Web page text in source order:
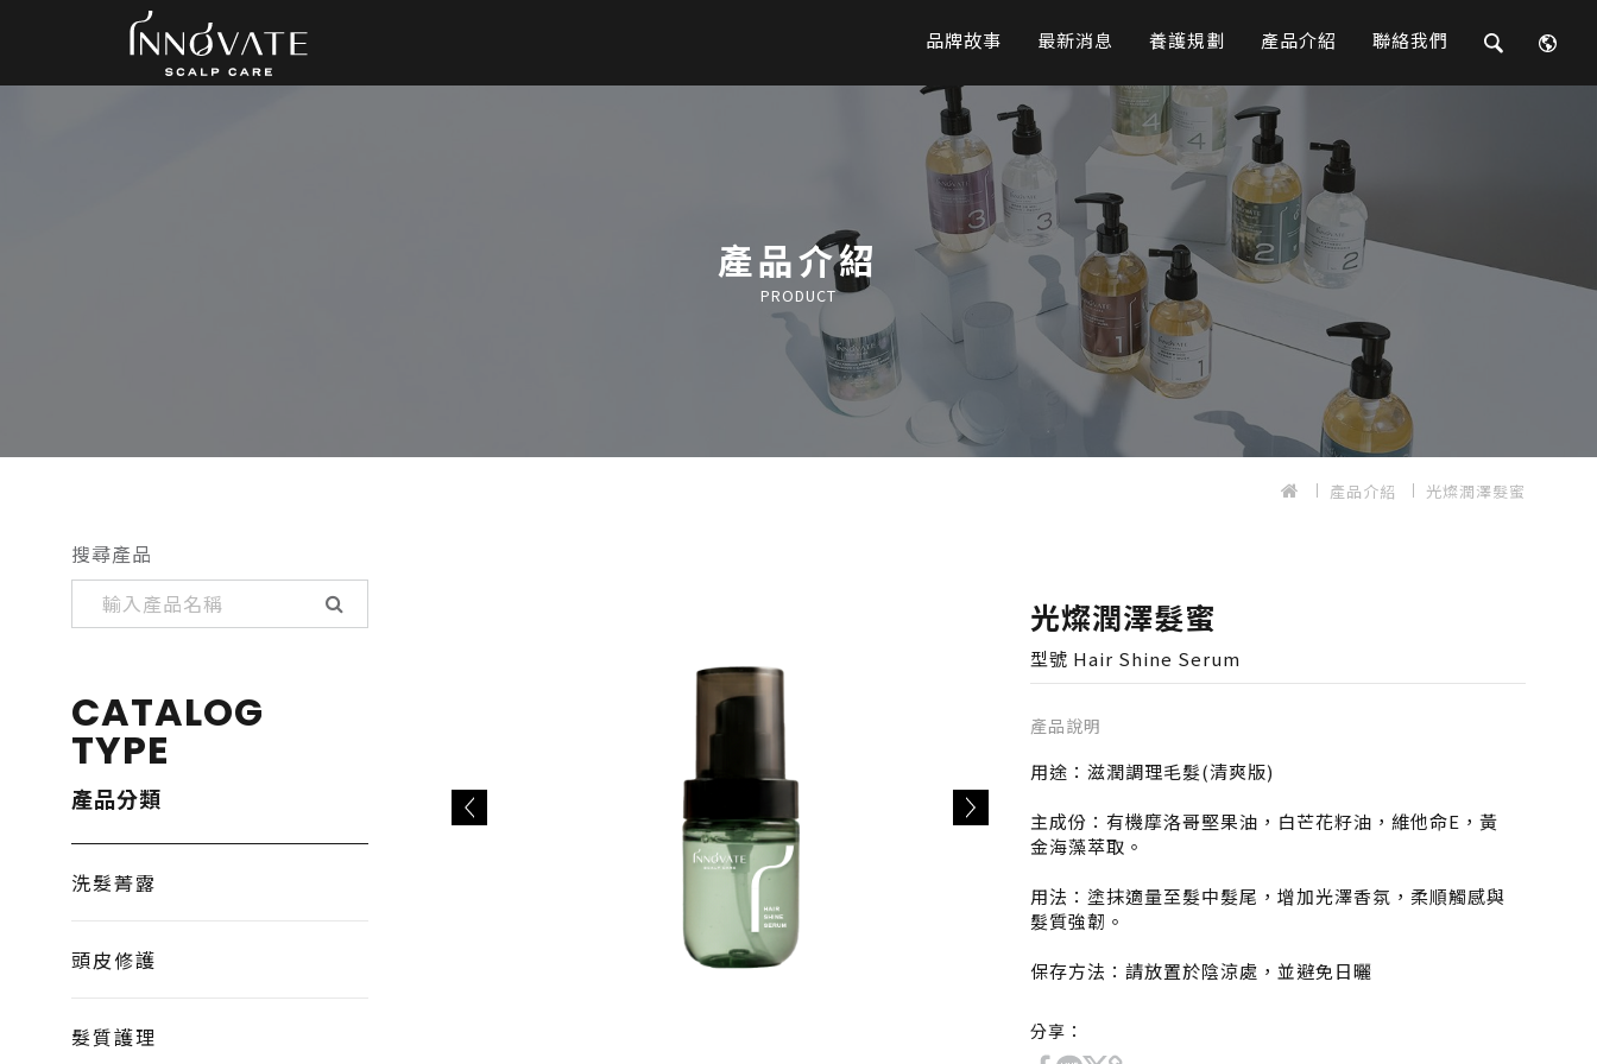
品牌故事 最新消息 養護規劃 產品介紹 聯絡我們
產品介紹
PRODUCT
產品介紹 光燦潤澤髮蜜
搜尋產品
CATALOG
TYPE
產品分類
洗髮菁露
頭皮修護
髮質護理
光燦潤澤髮蜜
型號 Hair Shine Serum
產品說明
用途：滋潤調理毛髮(清爽版)
主成份：有機摩洛哥堅果油，白芒花籽油，維他命E，黃
金海藻萃取。
用法：塗抹適量至髮中髮尾，增加光澤香氛，柔順觸感與
髮質強韌。
保存方法：請放置於陰涼處，並避免日曬
容量：50mL $880
分享：